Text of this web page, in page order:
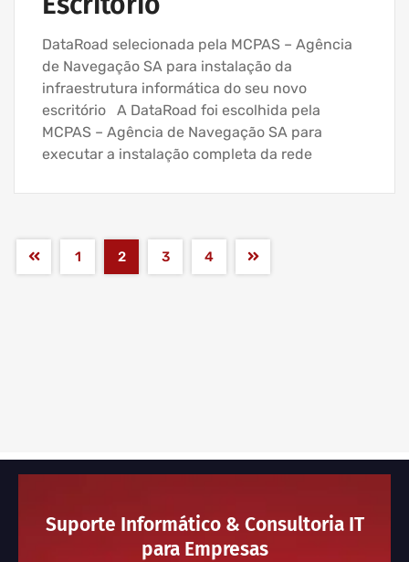
DataRoad selecionada pela MCPAS – Agência
de Navegação SA para instalação da
infraestrutura informática do seu novo
escritório A DataRoad foi escolhida pela
MCPAS – Agência de Navegação SA para
executar a instalação completa da rede
1 2 3 4
Suporte Informático & Consultoria IT
para Empresas